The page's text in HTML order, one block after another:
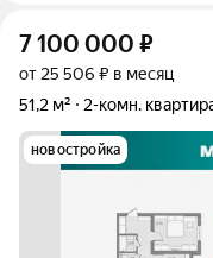
7 100 000 ₽
от 25 506 ₽ в месяц
51,2 м²
2-комн.
новостройка